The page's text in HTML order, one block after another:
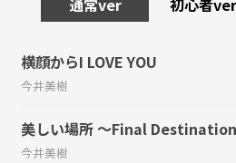
横顔からI LOVE YOU
今井美樹
美しい場所 〜Final
今井美樹